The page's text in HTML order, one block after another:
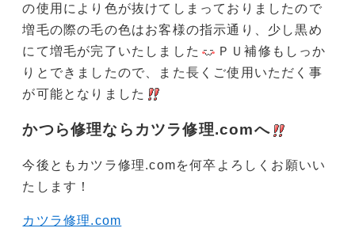
の使用により色が抜けてしまっておりましたので
増毛の際の毛の色はお客様の指示通り、少し黒め
にて増毛が完了いたしました
ＰＵ補修もしっか
りとできましたので、また長くご使用いただく事
が可能となりました
かつら修理ならカツラ修理.comへ
今後ともカツラ修理.comを何卒よろしくお願いい
たします！
カツラ修理.com